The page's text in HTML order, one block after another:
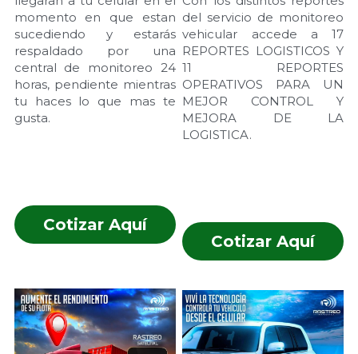
momento en que estan
sucediendo y estarás
respaldado por una
central de monitoreo 24
horas, pendiente mientras
tu haces lo que mas te
gusta.
Cotizar Aquí
del servicio de monitoreo
vehicular accede a 17
REPORTES LOGISTICOS Y
11 REPORTES
OPERATIVOS PARA UN
MEJOR CONTROL Y
MEJORA DE LA
LOGISTICA.
Cotizar Aquí